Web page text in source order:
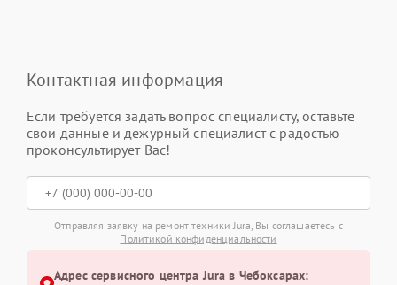
Контактная информация
Если требуется задать вопрос специалисту, оставьте
свои данные и дежурный специалист с радостью
проконсультирует Вас!
Отправляя заявку на ремонт техники Jura, Вы соглашаетесь с
Политикой конфиденциальности
Адрес сервисного центра Jura в Чебоксарах: